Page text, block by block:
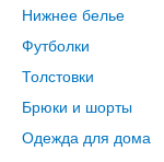
Нижнее белье
Футболки
Толстовки
Брюки и шорты
Одежда для дома